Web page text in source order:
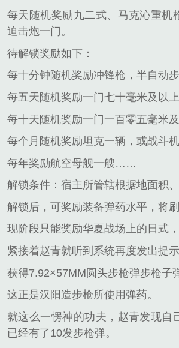
每天随机奖励九二式、马克沁重机
迫击炮一门。
待解锁奖励如下：
每十分钟随机奖励冲锋枪，半自动步
每五天随机奖励一门七十毫米及以上
每十天随机奖励一门一百零五毫米
每个月随机奖励坦克一辆，或战斗机
每年奖励航空母舰一艘……
解锁条件：宿主所管辖根据地面积
解锁后，可奖励装备弹药水平，将刷
现阶段只能奖励华夏战场上的日式，
紧接着赵青就听到系统再度发出提示
获得7.92×57MM圆头步枪弹步枪
这正是汉阳造步枪所使用弹药。
就这么一愣神的功夫，赵青发现自
已经有了10发步枪弹。